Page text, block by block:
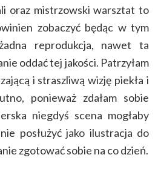
oraz mistrzowski warsztat to
zobaczyć będąc w tym
reprodukcja, nawet ta
oddać tej jakości. Patrzyłam
i straszliwą wizję piekła i
ponieważ zdałam sobie
niegdyś scena mogłaby
posłużyć jako ilustracja do
zgotować sobie na co dzień.